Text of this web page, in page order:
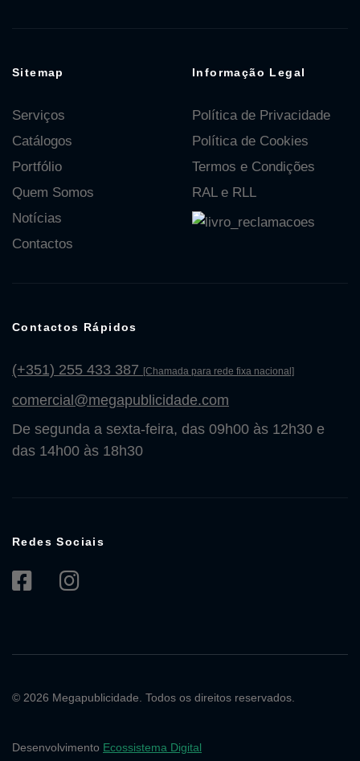
Sitemap
Serviços
Catálogos
Portfólio
Quem Somos
Notícias
Contactos
Informação Legal
Política de Privacidade
Política de Cookies
Termos e Condições
RAL e RLL
Contactos Rápidos
(+351) 255 433 387 [Chamada para rede fixa nacional]
comercial@megapublicidade.com
De segunda a sexta-feira, das 09h00 às 12h30 e
das 14h00 às 18h30
Redes Sociais
© 2026 Megapublicidade. Todos os direitos reservados.
Desenvolvimento Ecossistema Digital